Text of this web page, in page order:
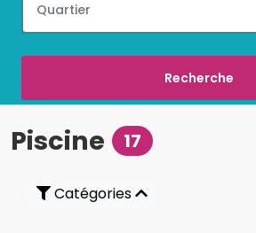
Piscine 17
Catégories